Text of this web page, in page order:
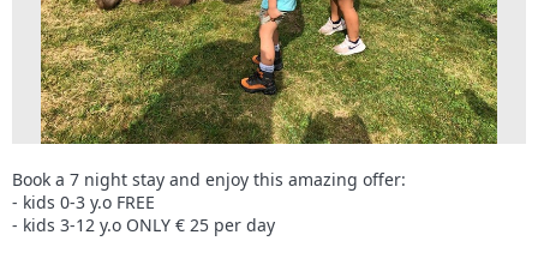
Book a 7 night stay and enjoy this amazing offer:
- kids 0-3 y.o FREE
- kids 3-12 y.o ONLY € 25 per day